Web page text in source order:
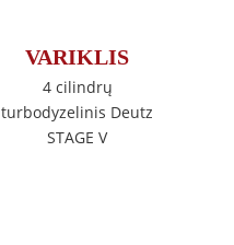
VARIKLIS
4 cilindrų
turbodyzelinis Deutz
STAGE V